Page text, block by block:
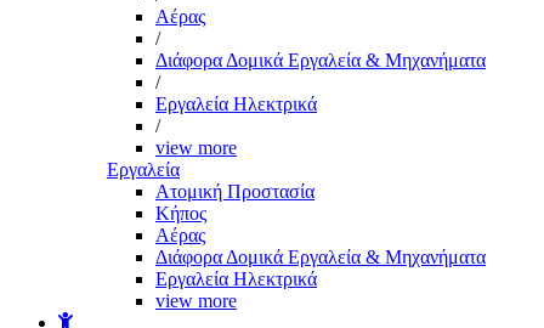
Αέρας
/
Διάφορα Δομικά Εργαλεία & Μηχανήματα
/
Εργαλεία Ηλεκτρικά
/
view more
Εργαλεία
Aτομική Προστασία
Kήπος
Αέρας
Διάφορα Δομικά Εργαλεία & Μηχανήματα
Εργαλεία Ηλεκτρικά
view more